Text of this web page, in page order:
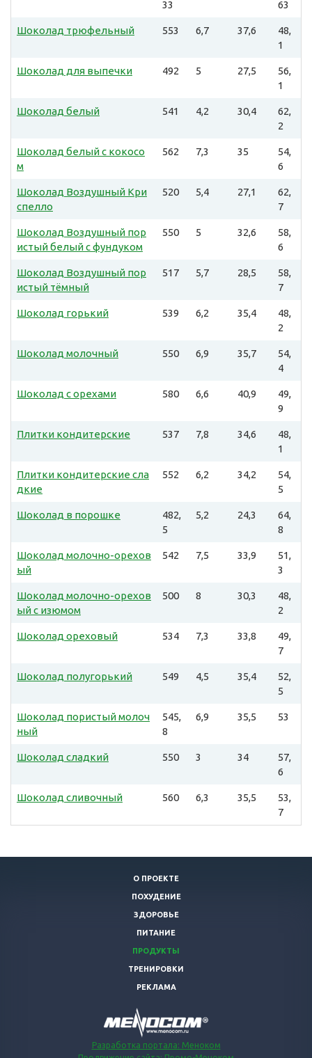
33
63
Шоколад трюфельный 553 6,7 37,6
48,
1
Шоколад для выпечки 492 5 27,5
56,
1
Шоколад белый 541 4,2 30,4
62,
2
Шоколад белый с кокосо
м
562 7,3 35
54,
6
Шоколад Воздушный Кри
спелло
520 5,4 27,1
62,
7
Шоколад Воздушный пор
истый белый с фундуком
550 5 32,6
58,
6
Шоколад Воздушный пор
истый тёмный
517 5,7 28,5
58,
7
Шоколад горький 539 6,2 35,4
48,
2
Шоколад молочный 550 6,9 35,7
54,
4
Шоколад с орехами 580 6,6 40,9
49,
9
Плитки кондитерские 537 7,8 34,6
48,
1
Плитки кондитерские сла
дкие
552 6,2 34,2
54,
5
Шоколад в порошке
482,
5
5,2 24,3
64,
8
Шоколад молочно-орехов
ый
542 7,5 33,9
51,
3
Шоколад молочно-орехов
ый с изюмом
500 8 30,3
48,
2
Шоколад ореховый 534 7,3 33,8
49,
7
Шоколад полугорький 549 4,5 35,4
52,
5
Шоколад пористый молоч
ный
545,
8
6,9 35,5 53
Шоколад сладкий 550 3 34
57,
6
Шоколад сливочный 560 6,3 35,5
53,
7
О ПРОЕКТЕ
ПОХУДЕНИЕ
ЗДОРОВЬЕ
ПИТАНИЕ
ПРОДУКТЫ
ТРЕНИРОВКИ
РЕКЛАМА
Разработка портала: Меноком